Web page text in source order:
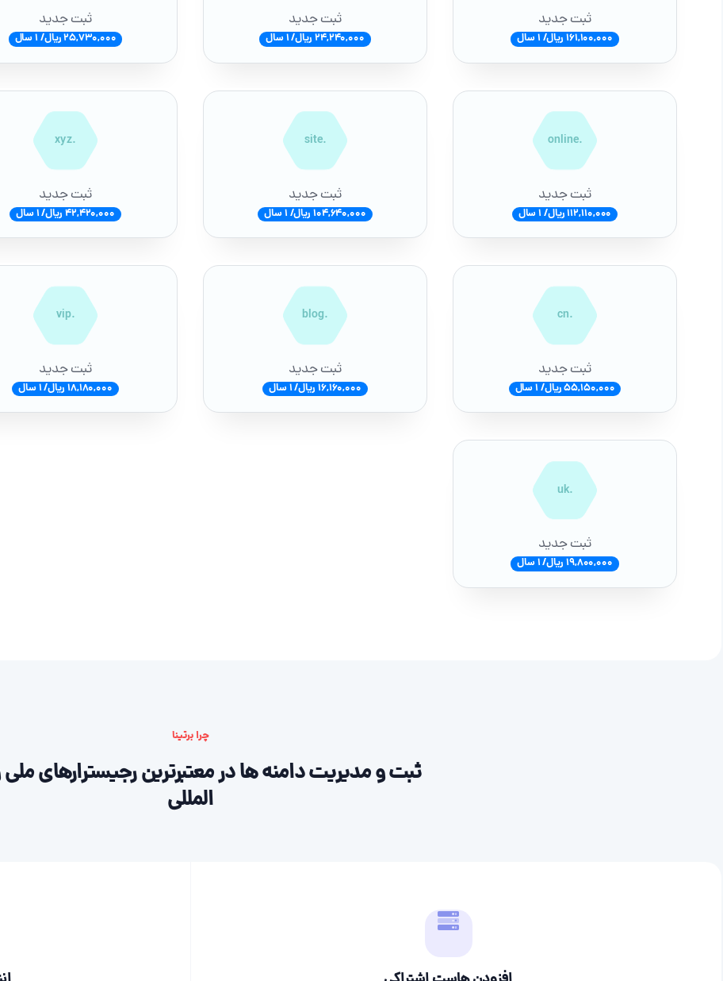
ثبت جدید
161,100,000 ریال/ 1 سال
ثبت جدید
24,240,000 ریال/ 1 سال
ثبت جدید
25,730,000 ریال/ 1 سال
.online
ثبت جدید
112,110,000 ریال/ 1 سال
.site
ثبت جدید
104,640,000 ریال/ 1 سال
.xyz
ثبت جدید
42,420,000 ریال/ 1 سال
.cn
ثبت جدید
55,150,000 ریال/ 1 سال
.blog
ثبت جدید
16,160,000 ریال/ 1 سال
.vip
ثبت جدید
18,180,000 ریال/ 1 سال
.uk
ثبت جدید
19,800,000 ریال/ 1 سال
چرا برتینا
ثبت و مدیریت دامنه ها در معتبرترین رجیسترارهای
المللی